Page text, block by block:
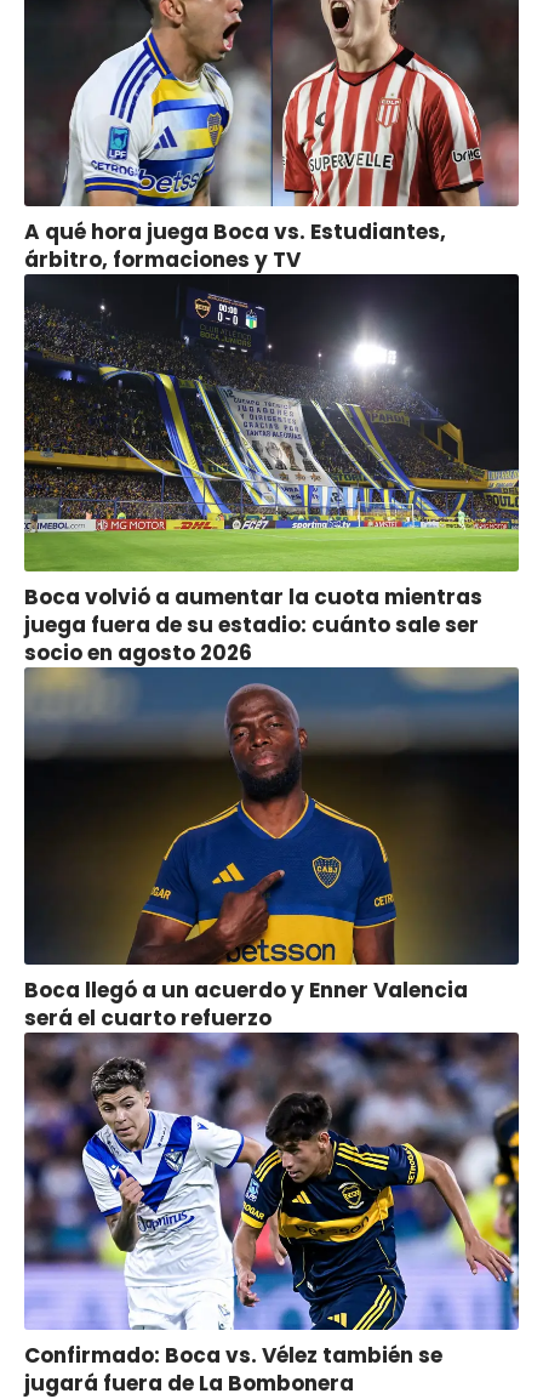
A qué hora juega Boca vs. Estudiantes,
árbitro, formaciones y TV
Boca volvió a aumentar la cuota mientras
juega fuera de su estadio: cuánto sale ser
socio en agosto 2026
Boca llegó a un acuerdo y Enner Valencia
será el cuarto refuerzo
Confirmado: Boca vs. Vélez también se
jugará fuera de La Bombonera